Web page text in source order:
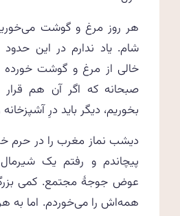
هر روز مرغ و گوشت
شام. یاد ندارم در این
خالی از مرغ و گوشت خورده
صبحانه که اگر آن هم
بخوریم، دیگر باید درِ
دیشب نماز مغرب را در حرم
پیچاندم و رفتم یک
عوض جوجهٔ مجتمع. کمی بزرگ
همه‌اش را می‌خوردم. اما به